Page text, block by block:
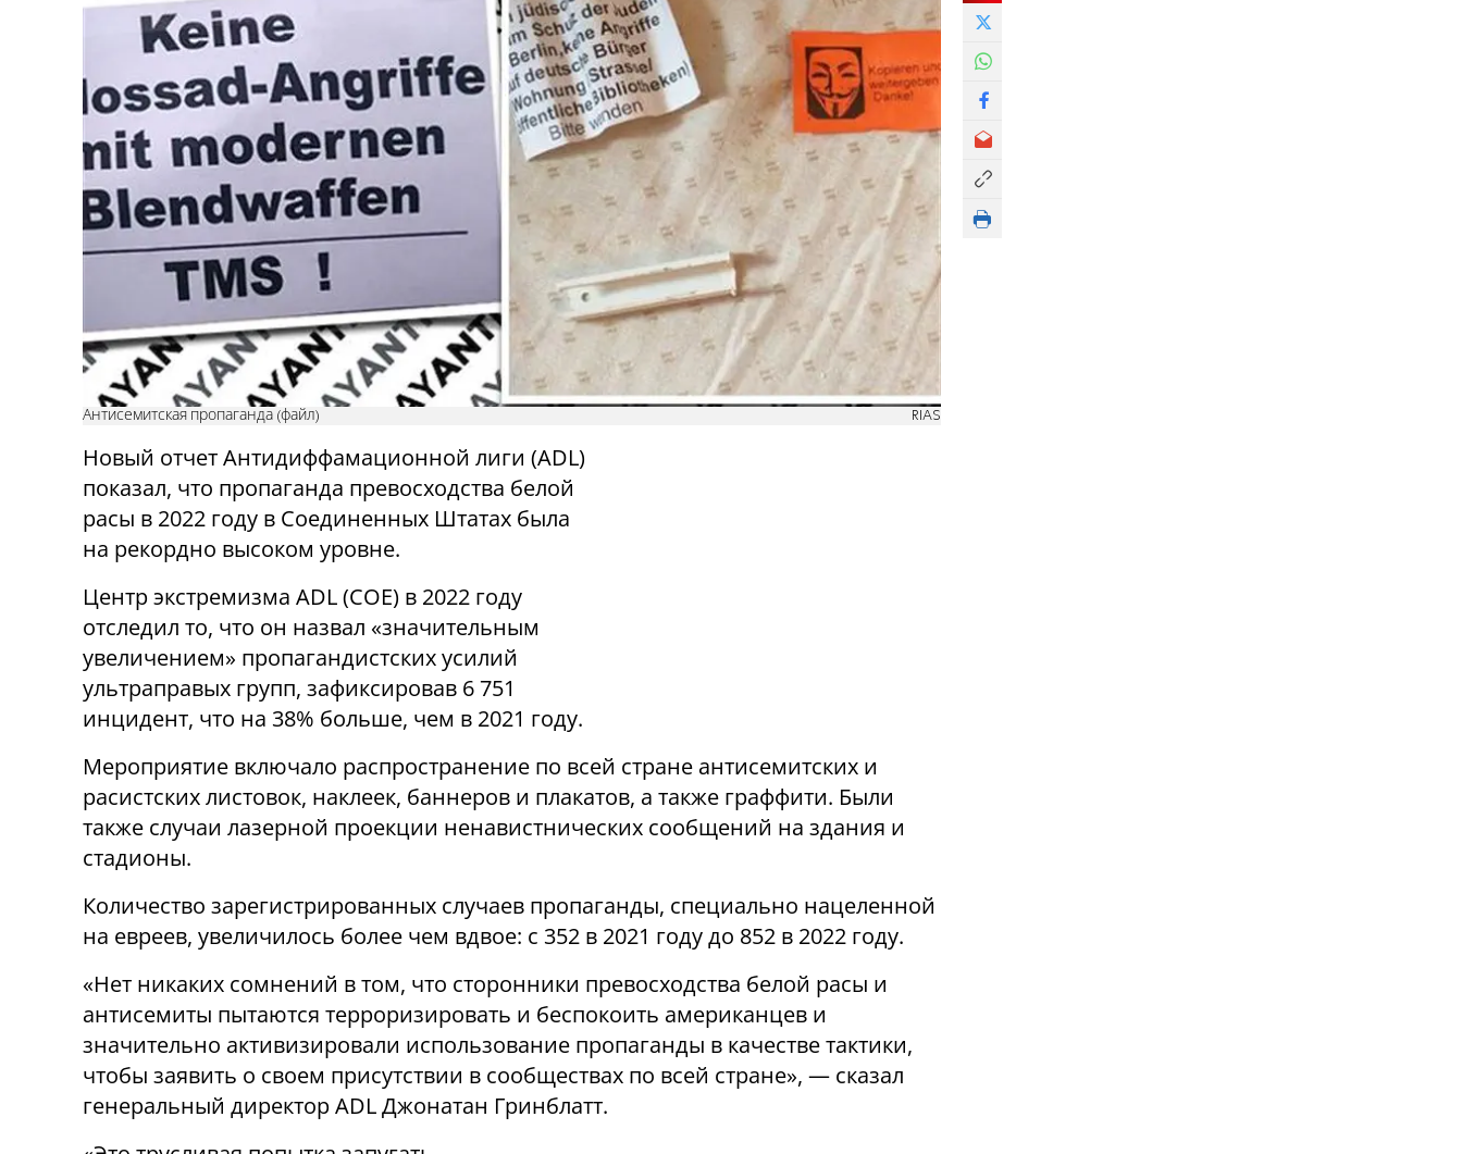
Антисемитская пропаганда (файл) RIAS
Новый отчет Антидиффамационной лиги (ADL)
показал, что пропаганда превосходства белой
расы в 2022 году в Соединенных Штатах была
на рекордно высоком уровне.
Центр экстремизма ADL (COE) в 2022 году
отследил то, что он назвал «значительным
увеличением» пропагандистских усилий
ультраправых групп, зафиксировав 6 751
инцидент, что на 38% больше, чем в 2021 году.
Мероприятие включало распространение по всей стране антисемитских и
расистских листовок, наклеек, баннеров и плакатов, а также граффити. Были
также случаи лазерной проекции ненавистнических сообщений на здания и
стадионы.
Количество зарегистрированных случаев пропаганды, специально нацеленной
на евреев, увеличилось более чем вдвое: с 352 в 2021 году до 852 в 2022 году.
«Нет никаких сомнений в том, что сторонники превосходства белой расы и
антисемиты пытаются терроризировать и беспокоить американцев и
значительно активизировали использование пропаганды в качестве тактики,
чтобы заявить о своем присутствии в сообществах по всей стране», — сказал
генеральный директор ADL Джонатан Гринблатт.